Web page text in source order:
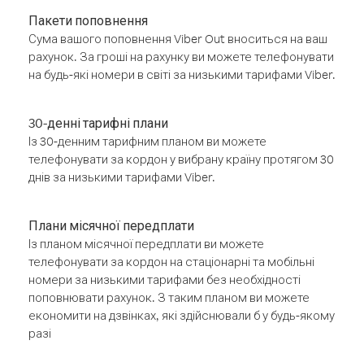
Пакети поповнення
Сума вашого поповнення Viber Out вноситься на ваш
рахунок. За гроші на рахунку ви можете телефонувати
на будь-які номери в світі за низькими тарифами Viber.
30-денні тарифні плани
Із 30-денним тарифним планом ви можете
телефонувати за кордон у вибрану країну протягом 30
днів за низькими тарифами Viber.
Плани місячної передплати
Із планом місячної передплати ви можете
телефонувати за кордон на стаціонарні та мобільні
номери за низькими тарифами без необхідності
поповнювати рахунок. З таким планом ви можете
економити на дзвінках, які здійснювали б у будь-якому
разі